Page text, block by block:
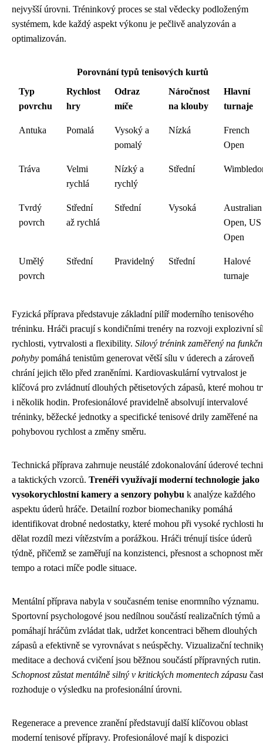
nejvyšší úrovni. Tréninkový proces se stal vědecky podloženým
systémem, kde každý aspekt výkonu je pečlivě analyzován a
optimalizován.
Porovnání typů tenisových kurtů
Typ
povrchu
Rychlost
hry
Odraz
míče
Náročnost
na klouby
Hlavní
turnaje
Antuka Pomalá
Vysoký a
pomalý
Nízká
French
Open
Tráva
Velmi
rychlá
Nízký a
rychlý
Střední
Tvrdý
povrch
Střední
až rychlá
Střední Vysoká
Australian
Open, US
Open
Umělý
povrch
Střední Pravidelný Střední
Halové
turnaje
Fyzická příprava představuje základní pilíř moderního tenisového
tréninku. Hráči pracují s kondičními trenéry na rozvoji explozivní
rychlosti, vytrvalosti a flexibility. Silový trénink zaměřený na
pohyby pomáhá tenistům generovat větší sílu v úderech a zároveň
chrání jejich tělo před zraněními. Kardiovaskulární vytrvalost je
klíčová pro zvládnutí dlouhých pětisetových zápasů, které mohou
i několik hodin. Profesionálové pravidelně absolvují intervalové
tréninky, běžecké jednotky a specifické tenisové drily zaměřené na
pohybovou rychlost a změny směru.
Technická příprava zahrnuje neustálé zdokonalování úderové
a taktických vzorců. Trenéři využívají moderní technologie jako
vysokorychlostní kamery a senzory pohybu k analýze každého
aspektu úderů hráče. Detailní rozbor biomechaniky pomáhá
identifikovat drobné nedostatky, které mohou při vysoké rychlosti
dělat rozdíl mezi vítězstvím a porážkou. Hráči trénují tisíce úderů
týdně, přičemž se zaměřují na konzistenci, přesnost a schopnost
tempo a rotaci míče podle situace.
Mentální příprava nabyla v současném tenise enormního významu.
Sportovní psychologové jsou nedílnou součástí realizačních týmů a
pomáhají hráčům zvládat tlak, udržet koncentraci během dlouhých
zápasů a efektivně se vyrovnávat s neúspěchy. Vizualizační
meditace a dechová cvičení jsou běžnou součástí přípravných rutin.
Schopnost zůstat mentálně silný v kritických momentech zápasu
rozhoduje o výsledku na profesionální úrovni.
Regenerace a prevence zranění představují další klíčovou oblast
moderní tenisové přípravy. Profesionálové mají k dispozici